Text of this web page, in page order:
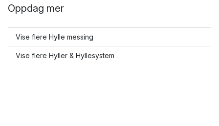
Oppdag mer
Vise flere Hylle messing
Vise flere Hyller & Hyllesystem